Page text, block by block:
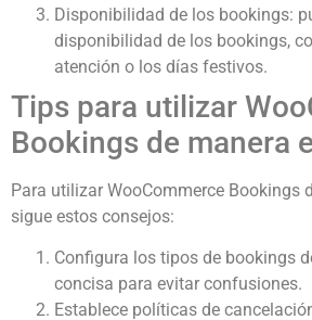
Disponibilidad de los bookings:
disponibilidad de los bookings,
atención o los días festivos.
Tips para utilizar
Bookings de manera
Para utilizar WooCommerce Bookings
sigue estos consejos:
Configura los tipos de bookings
concisa para evitar confusiones.
Establece políticas de